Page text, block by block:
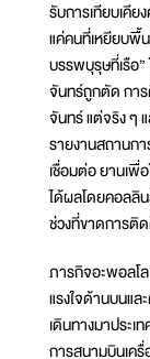
รับการเทียบเคี
แค่คนที่เหยียบพื้
บรรพบุรุษที่เรือ
จันทร์ถูกตัด กา
จันทร์ แต่จริง ๆ
รายงานสถานก
เชื่อมต่อ ยานเพื่
ได้ผลโดยคอลลิน
ช่วงที่ขาดการติ
ภารกิจอะพอลโล
แรงใจด้านบนแล
เดินทางมาประเ
การสนามบินเค